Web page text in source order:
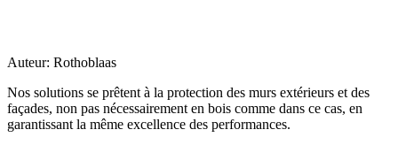
Auteur: Rothoblaas
Nos solutions se prêtent à la protection des murs extérieurs et des
façades, non pas nécessairement en bois comme dans ce cas, en
garantissant la même excellence des performances.